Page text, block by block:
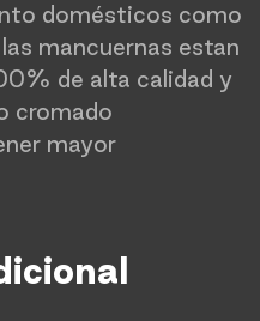
domésticos como
mancuernas estan
de alta calidad y
cromado
mayor